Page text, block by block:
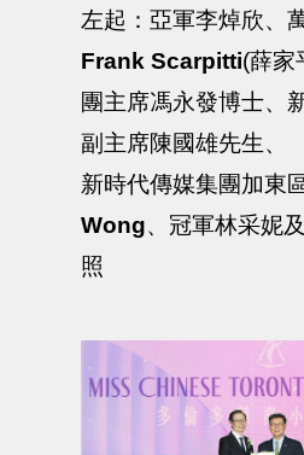
左起：亞軍李焯欣、
Frank Scarpitti(薛家
團主席馮永發博士、
副主席陳國雄先生、
新時代傳媒集團加東
Wong、冠軍林采妮
照